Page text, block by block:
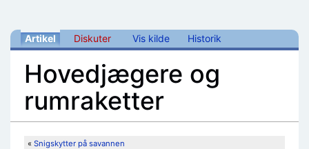
Artikel Diskuter Vis kilde Historik
Hovedjægere og
rumraketter
« Snigskytter på savannen